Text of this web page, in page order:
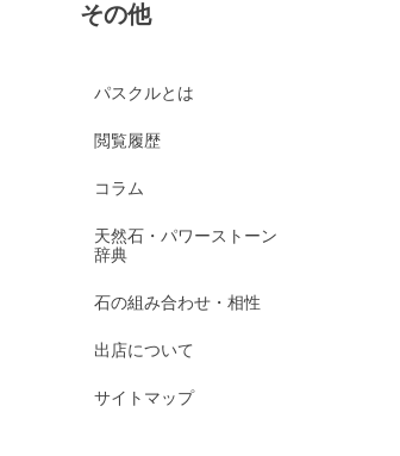
その他
パスクルとは
閲覧履歴
コラム
天然石・パワーストーン
辞典
石の組み合わせ・相性
出店について
サイトマップ